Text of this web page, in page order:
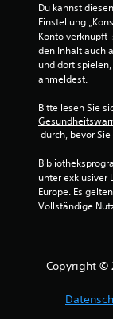
Du kannst
Einstellung
Konto verknüpft
den Inhalt auch
und dort
anmeldest.
Bitte lesen Sie
durch, bevor
unter exklusiver
Europe. Es
Vollständige
Copyright ©